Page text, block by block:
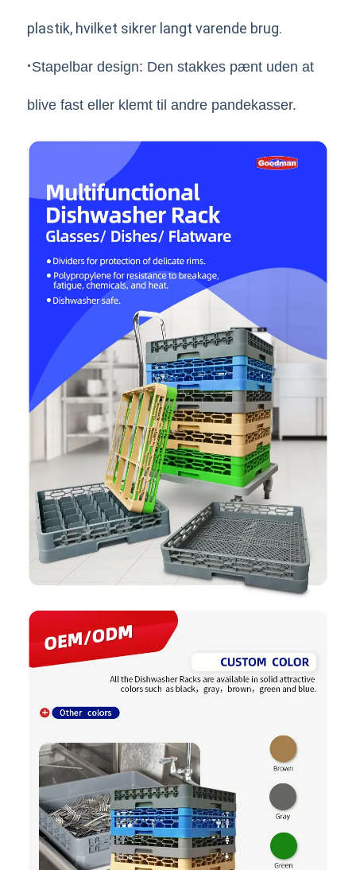
plastik, hvilket sikrer langt varende brug.
·Stapelbar design: Den stakkes pænt uden at
blive fast eller klemt til andre pandekasser.